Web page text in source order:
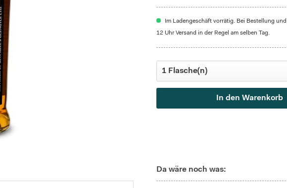
Im Ladengeschäft vorrätig. Bei Bestellung
12 Uhr Versand in der Regel am selben Tag.
In den Warenkorb
Da wäre noch was: